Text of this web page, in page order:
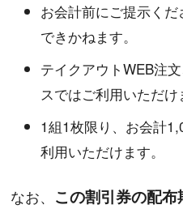
お会計前にご提示く
できかねます。
テイクアウトWEB注
スではご利用いただけ
1組1枚限り、お会計
利用いただけます。
なお、 この割引券の配